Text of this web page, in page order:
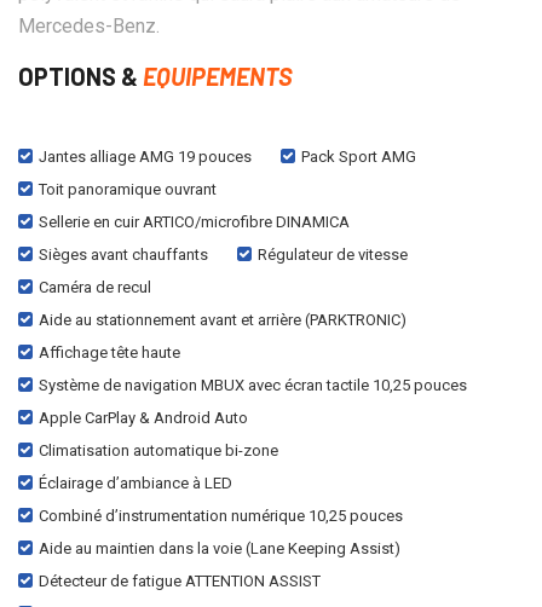
Mercedes-Benz.
OPTIONS & EQUIPEMENTS
Jantes alliage AMG 19 pouces
Pack Sport AMG
Toit panoramique ouvrant
Sellerie en cuir ARTICO/microfibre DINAMICA
Sièges avant chauffants
Régulateur de vitesse
Caméra de recul
Aide au stationnement avant et arrière (PARKTRONIC)
Affichage tête haute
Système de navigation MBUX avec écran tactile 10,25 pouces
Apple CarPlay & Android Auto
Climatisation automatique bi-zone
Éclairage d’ambiance à LED
Combiné d’instrumentation numérique 10,25 pouces
Aide au maintien dans la voie (Lane Keeping Assist)
Détecteur de fatigue ATTENTION ASSIST